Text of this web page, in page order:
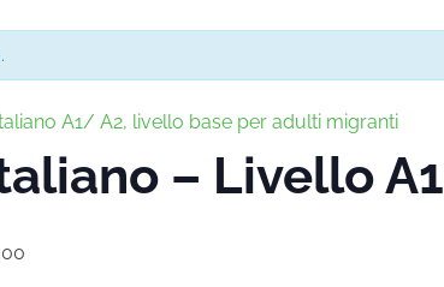
A1/ A2, livello base per adulti migranti
– Livello A1